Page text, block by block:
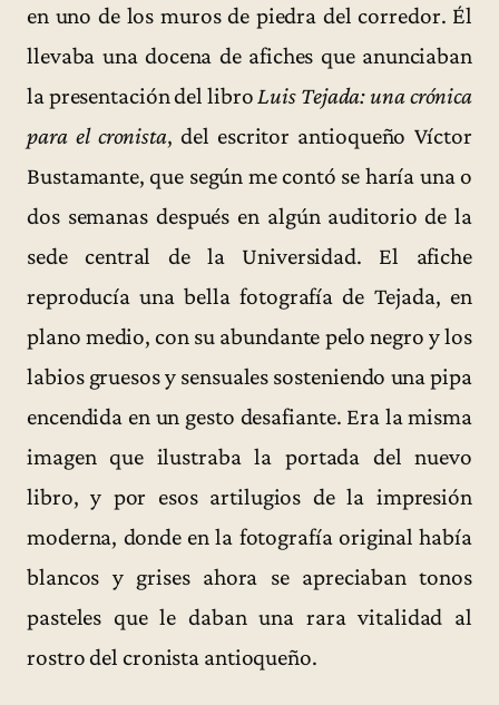
en uno de los muros de piedra del corredor. Él
llevaba una docena de afiches que anunciaban
la presentación del libro Luis Tejada: una crónica
para el cronista, del escritor antioqueño Víctor
Bustamante, que según me contó se haría una o
dos semanas después en algún auditorio de la
sede central de la Universidad. El afiche
reproducía una bella fotografía de Tejada, en
plano medio, con su abundante pelo negro y los
labios gruesos y sensuales sosteniendo una pipa
encendida en un gesto desafiante. Era la misma
imagen que ilustraba la portada del nuevo
libro, y por esos artilugios de la impresión
moderna, donde en la fotografía original había
blancos y grises ahora se apreciaban tonos
pasteles que le daban una rara vitalidad al
rostro del cronista antioqueño.